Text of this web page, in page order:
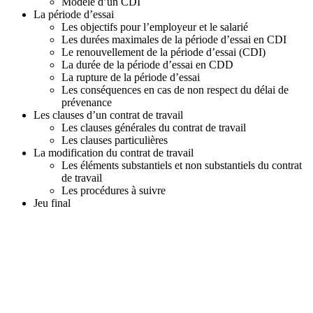
La période d’essai
Les objectifs pour l’employeur et le salarié
Les durées maximales de la période d’essai en CDI
Le renouvellement de la période d’essai (CDI)
La durée de la période d’essai en CDD
La rupture de la période d’essai
Les conséquences en cas de non respect du délai de
prévenance
Les clauses d’un contrat de travail
Les clauses générales du contrat de travail
Les clauses particulières
La modification du contrat de travail
Les éléments substantiels et non substantiels du contrat
de travail
Les procédures à suivre
Jeu final